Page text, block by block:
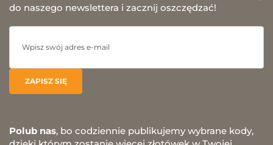
do naszego newslettera i zacznij oszczędzać!
Polub nas, bo codziennie publikujemy wybrane kody,